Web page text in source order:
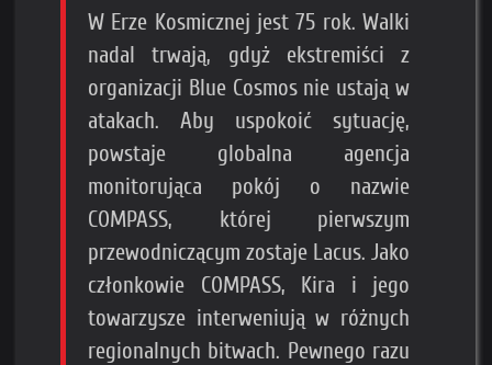
W Erze Kosmicznej jest 75 rok. Walki
nadal trwają, gdyż ekstremiści z
organizacji Blue Cosmos nie ustają w
atakach. Aby uspokoić sytuację,
powstaje globalna agencja
monitorująca pokój o nazwie
COMPASS, której pierwszym
przewodniczącym zostaje Lacus. Jako
członkowie COMPASS, Kira i jego
towarzysze interweniują w różnych
regionalnych bitwach. Pewnego razu